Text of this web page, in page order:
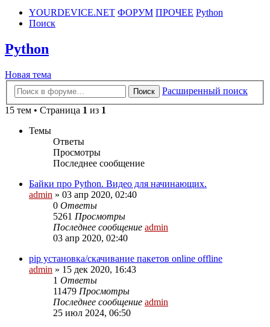
YOURDEVICE.NET ФОРУМ ПРОЧЕЕ Python
Поиск
Python
Новая тема
Поиск
Расширенный поиск
15 тем • Страница 1 из 1
Темы
Ответы
Просмотры
Последнее сообщение
Байки про Python. Видео для начинающих.
admin » 03 апр 2020, 02:40
0 Ответы
5261 Просмотры
Последнее сообщение admin
03 апр 2020, 02:40
pip установка/скачивание пакетов online offline
admin » 15 дек 2020, 16:43
1 Ответы
11479 Просмотры
Последнее сообщение admin
25 июл 2024, 06:50